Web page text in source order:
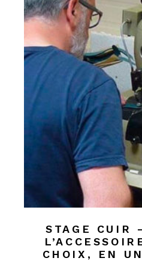
STAGE CUIR
CHOIX, EN